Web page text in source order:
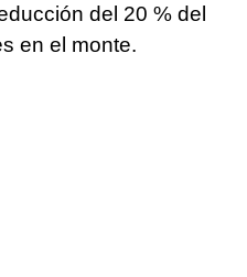
del 20 % del
en el monte.